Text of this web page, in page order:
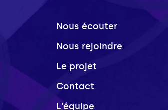
Nous écouter
Nous rejoindre
Le projet
Contact
L'équipe